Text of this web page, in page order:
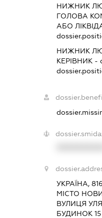
НИЖНИК
ГОЛОВА
АБО
НИЖНИК
КЕРІВНИК -
УКРАЇНА,
МІСТО
ВУЛИЦЯ
БУДИНОК 15